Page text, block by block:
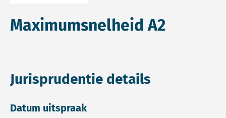
Maximumsnelheid A2
Jurisprudentie details
Datum uitspraak